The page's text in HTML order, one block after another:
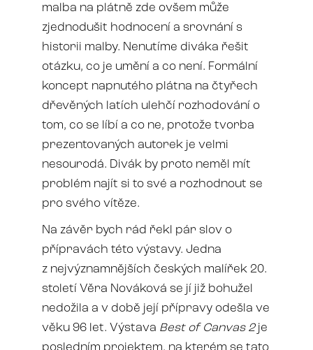
malba na plátně zde ovšem může
zjednodušit hodnocení a srovnání s
historii malby. Nenutíme diváka řešit
otázku, co je umění a co není. Formální
koncept napnutého plátna na čtyřech
dřevěných latích ulehčí rozhodování o
tom, co se líbí a co ne, protože tvorba
prezentovaných autorek je velmi
nesourodá. Divák by proto neměl mít
problém najít si to své a rozhodnout se
pro svého vítěze.
Na závěr bych rád řekl pár slov o
přípravách této výstavy. Jedna
z nejvýznamnějších českých malířek 20.
století Věra Nováková se jí již bohužel
nedožila a v době její přípravy odešla ve
věku 96 let. Výstava Best of Canvas 2je
posledním projektem, na kterém se tato